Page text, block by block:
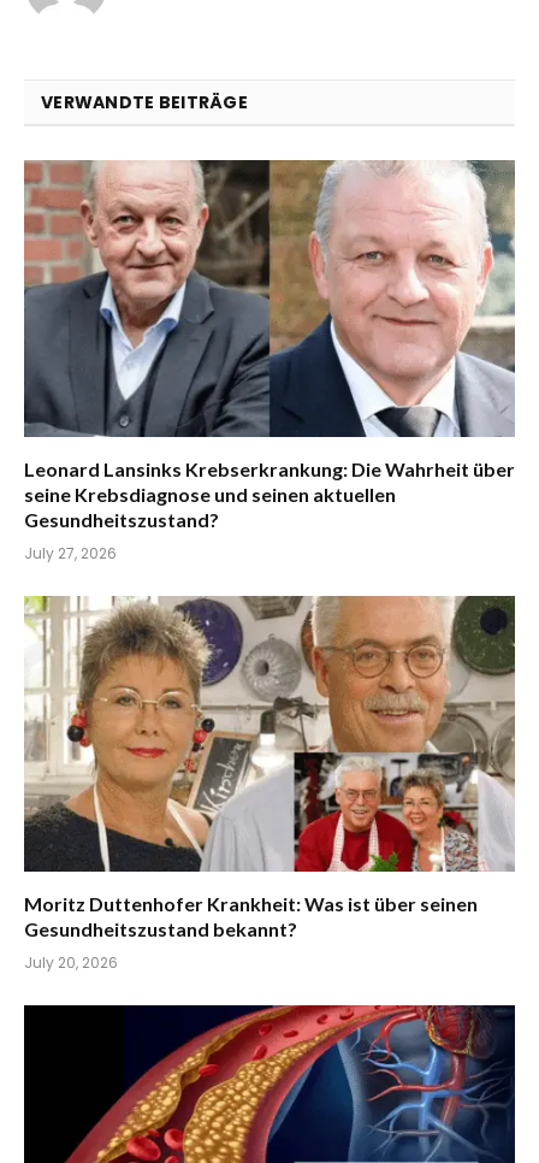
VERWANDTE BEITRÄGE
Leonard Lansinks Krebserkrankung: Die Wahrheit über
seine Krebsdiagnose und seinen aktuellen
Gesundheitszustand?
July 27, 2026
Moritz Duttenhofer Krankheit: Was ist über seinen
Gesundheitszustand bekannt?
July 20, 2026